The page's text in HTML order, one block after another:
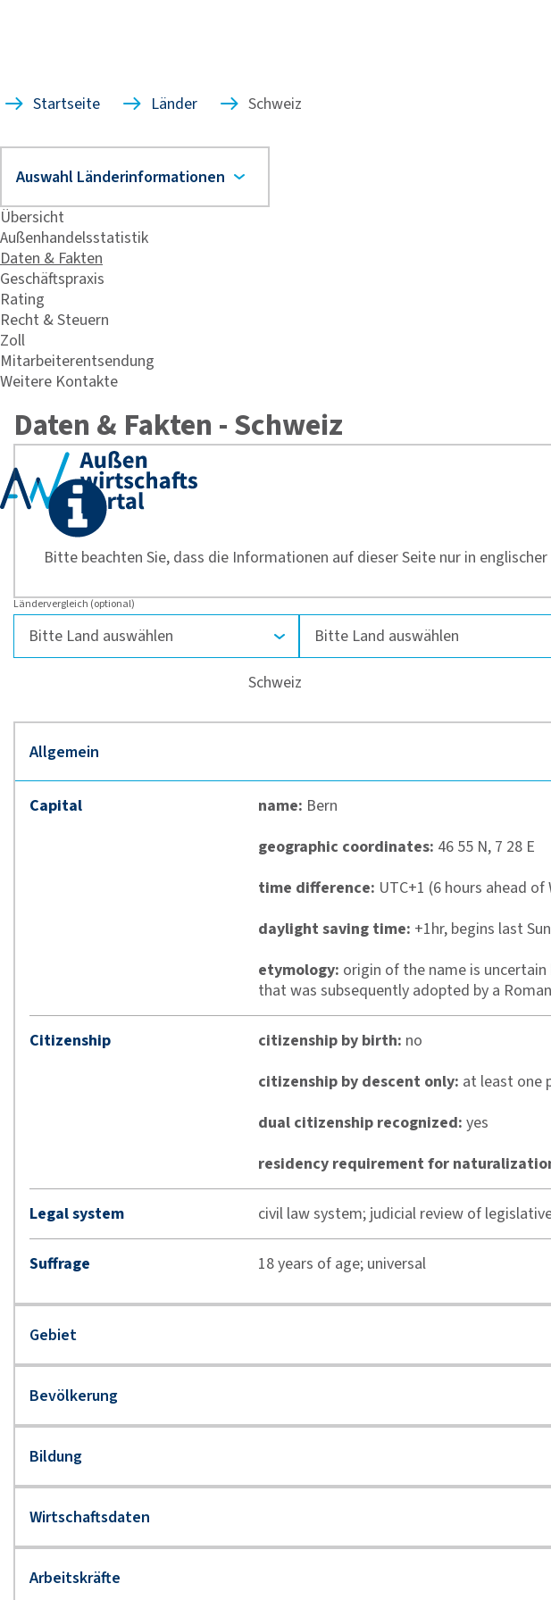
Startseite Länder Schweiz
Übersicht
Außenhandelsstatistik
Daten & Fakten
Geschäftspraxis
Rating
Recht & Steuern
Zoll
Mitarbeiterentsendung
Weitere Kontakte
Daten & Fakten - Schweiz
Bitte beachten Sie, dass die Informationen auf dieser Seite nur in englischer
Ländervergleich (optional)
Schweiz
Capital name: Bern
geographic coordinates: 46 55 N, 7 28 E
time difference: UTC+1 (6 hours ahead
daylight saving time: +1hr, begins last
etymology: origin of the name is
that was subsequently adopted by a
Citizenship citizenship by birth: no
citizenship by descent only: at least one
dual citizenship recognized: yes
residency requirement for
Legal system civil law system; judicial review of
Suffrage 18 years of age; universal